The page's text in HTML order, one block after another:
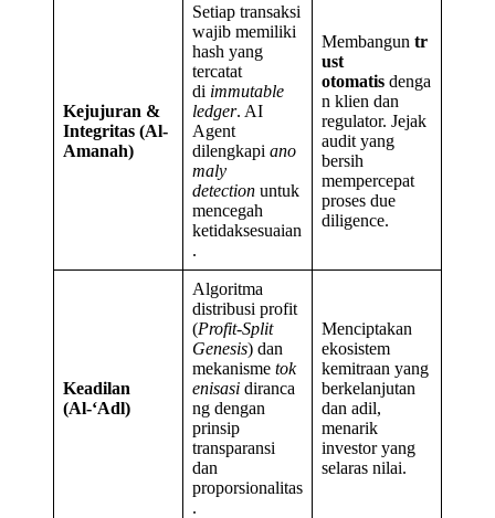
Kejujuran &
Integritas (Al-
Amanah)
Setiap transaksi
wajib memiliki
hash yang
tercatat
di immutable
ledger. AI
Agent
dilengkapi ano
maly
detection untuk
mencegah
ketidaksesuaian
.
Membangun tr
ust
otomatis denga
n klien dan
regulator. Jejak
audit yang
bersih
mempercepat
proses due
diligence.
Keadilan
(Al-‘Adl)
Algoritma
distribusi profit
(Profit-Split
Genesis) dan
mekanisme tok
enisasi diranca
ng dengan
prinsip
transparansi
dan
proporsionalitas
.
Menciptakan
ekosistem
kemitraan yang
berkelanjutan
dan adil,
menarik
investor yang
selaras nilai.